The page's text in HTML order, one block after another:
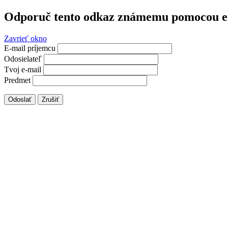
Odporuč tento odkaz známemu pomocou
Zavrieť okno
E-mail príjemcu
Odosielateľ
Tvoj e-mail
Predmet
Odoslať Zrušiť